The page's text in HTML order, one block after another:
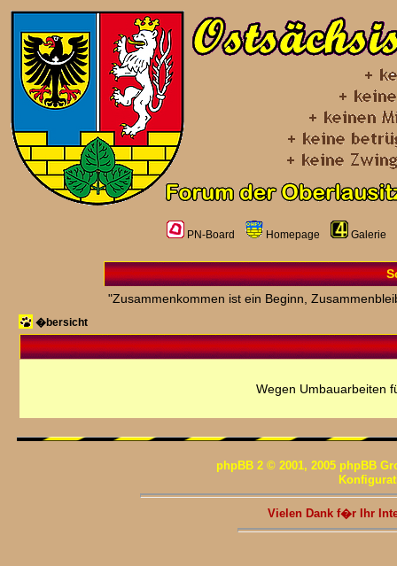
PN-Board Homepage Galerie
"Zusammenkommen ist ein Beginn,
�bersicht
Wegen Umbauarbeiten
phpBB 2 © 2001, 2005 phpBB
Vielen Dank f�r Ihr